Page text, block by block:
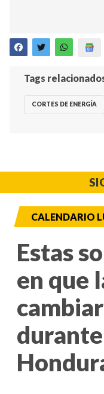
Tags
CORTES DE ENERGÍA
CALENDARIO
Estas
en que